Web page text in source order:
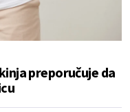
preporučuje da